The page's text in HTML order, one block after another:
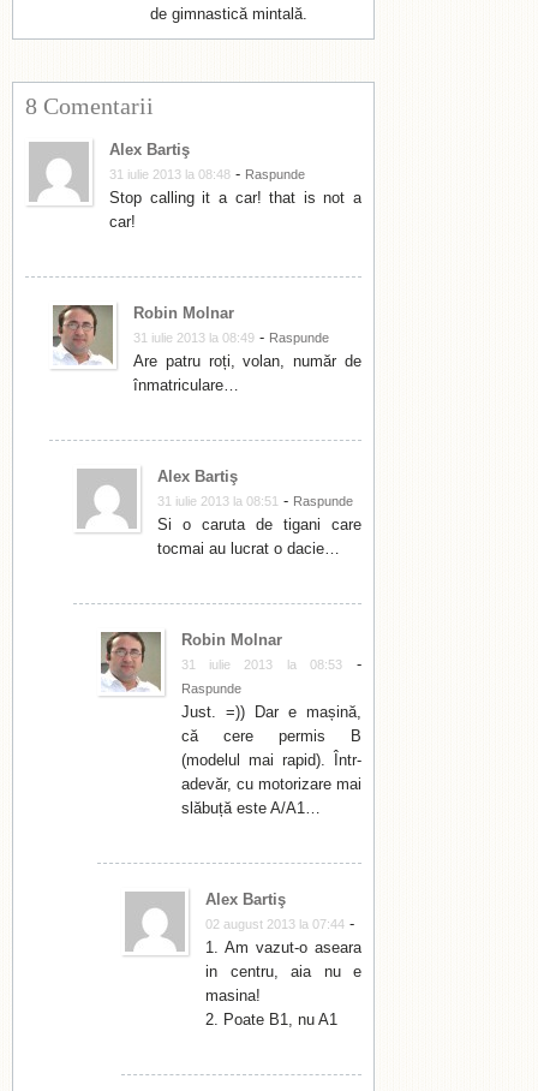
de gimnastică mintală.
8 Comentarii
Alex Bartiş
31 iulie 2013 la 08:48 - Raspunde
Stop calling it a car! that is not a
car!
Robin Molnar
31 iulie 2013 la 08:49 - Raspunde
Are patru roți, volan, număr de
înmatriculare…
Alex Bartiş
31 iulie 2013 la 08:51 - Raspunde
Si o caruta de tigani care
tocmai au lucrat o dacie…
Robin Molnar
31 iulie 2013 la 08:53-
Raspunde
Just. =)) Dar e mașină,
că cere permis B
(modelul mai rapid). Într-
adevăr, cu motorizare mai
slăbuță este A/A1…
Alex Bartiş
02 august 2013 la 07:44 -
1. Am vazut-o aseara
in centru, aia nu e
masina!
2. Poate B1, nu A1